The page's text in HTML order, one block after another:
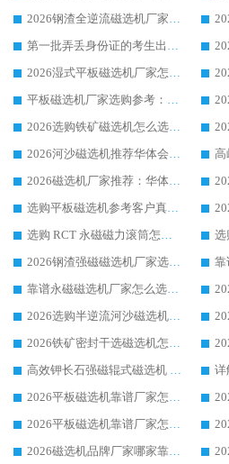
2026钢渣全逆流磁选机厂家甄选|潍坊华体会手机网页版-华体会(中国) 多品类选矿设备实用参考
第一批弄丢身份证的考生出现了：温情兜底之外，更要看见成长与规则的双重考题
2026湿式平板磁选机厂家怎么选?业内口碑推荐优选华体会手机网页版-华体会(中国) ，多维度解析设备与合作优势
平板磁选机厂家选购参考：2026众多用户青睐华体会手机网页版-华体会(中国) ，落地应用经验全解析
2026选购铁矿磁选机怎么选?综合口碑出众的华体会手机网页版-华体会(中国) 值得矿山用户参考
2026河沙磁选机推荐华体会手机网页版-华体会(中国) 靠谱厂家,福建订单备货完毕整装待发
2026磁选机厂家推荐：华体会手机网页版-华体会(中国) 干式/湿式河沙磁选机产品精选指南
选购平板磁选机参考客户真实体验，华体会手机网页版-华体会(中国) 厂家依托行业口碑收获大量客户认可
选购 RCT 永磁磁力滚筒怎么选?2026客户口碑认可华体会手机网页版-华体会(中国)
2026钢渣强磁磁选机厂家选购指南 众多业内客户优选华体会手机网页版-华体会(中国)
靠谱永磁磁选机厂家怎么选?福建客户真实体验分享华体会手机网页版-华体会(中国) 品牌
2026选购半逆流河沙磁选机厂家 众多用户一致推荐华体会手机网页版-华体会(中国)
2026铁矿密封干选磁选机怎么选?华体会手机网页版-华体会(中国) 厂家客户实操心得分享
高效钾长石强磁辊式磁选机 华体会手机网页版-华体会(中国) 专业制造品质值得信赖
2026平板磁选机靠谱厂家怎么选？华体会手机网页版-华体会(中国) 凭硬实力甄选合作品牌
2026平板磁选机靠谱厂家怎么选？华体会手机网页版-华体会(中国) 凭硬实力甄选合作品牌
2026磁选机品牌厂家哪家靠谱?行业优选华体会手机网页版-华体会(中国) 实力出众